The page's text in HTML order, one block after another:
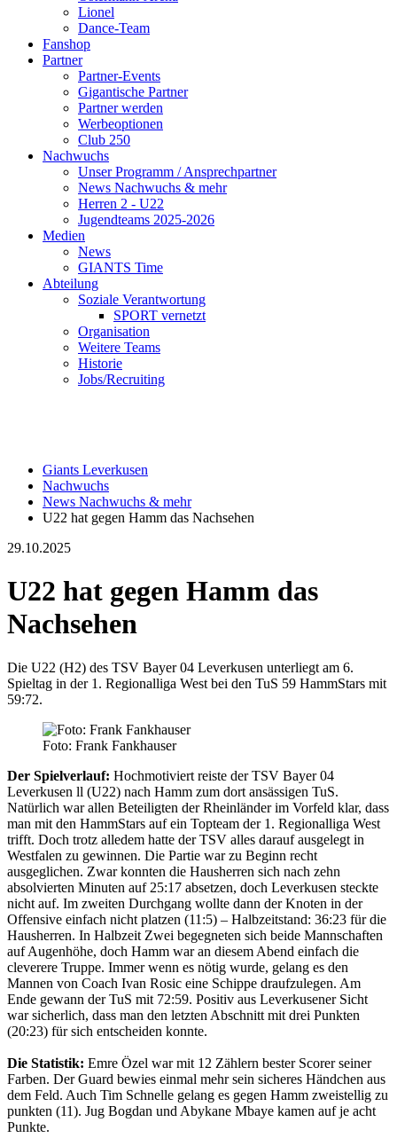
Lionel
Dance-Team
Fanshop
Partner
Partner-Events
Gigantische Partner
Partner werden
Werbeoptionen
Club 250
Nachwuchs
Unser Programm / Ansprechpartner
News Nachwuchs & mehr
Herren 2 - U22
Jugendteams 2025-2026
Medien
News
GIANTS Time
Abteilung
Soziale Verantwortung
SPORT vernetzt
Organisation
Weitere Teams
Historie
Jobs/Recruiting
Giants Leverkusen
Nachwuchs
News Nachwuchs & mehr
U22 hat gegen Hamm das Nachsehen
29.10.2025
U22 hat gegen Hamm das
Nachsehen
Die U22 (H2) des TSV Bayer 04 Leverkusen unterliegt am 6.
Spieltag in der 1. Regionalliga West bei den TuS 59 HammStars mit
59:72.
Foto: Frank Fankhauser
Der Spielverlauf: Hochmotiviert reiste der TSV Bayer 04
Leverkusen ll (U22) nach Hamm zum dort ansässigen TuS.
Natürlich war allen Beteiligten der Rheinländer im Vorfeld klar, dass
man mit den HammStars auf ein Topteam der 1. Regionalliga West
trifft. Doch trotz alledem hatte der TSV alles darauf ausgelegt in
Westfalen zu gewinnen. Die Partie war zu Beginn recht
ausgeglichen. Zwar konnten die Hausherren sich nach zehn
absolvierten Minuten auf 25:17 absetzen, doch Leverkusen steckte
nicht auf. Im zweiten Durchgang wollte dann der Knoten in der
Offensive einfach nicht platzen (11:5) – Halbzeitstand: 36:23 für die
Hausherren. In Halbzeit Zwei begegneten sich beide Mannschaften
auf Augenhöhe, doch Hamm war an diesem Abend einfach die
cleverere Truppe. Immer wenn es nötig wurde, gelang es den
Mannen von Coach Ivan Rosic eine Schippe draufzulegen. Am
Ende gewann der TuS mit 72:59. Positiv aus Leverkusener Sicht
war sicherlich, dass man den letzten Abschnitt mit drei Punkten
(20:23) für sich entscheiden konnte.
Die Statistik: Emre Özel war mit 12 Zählern bester Scorer seiner
Farben. Der Guard bewies einmal mehr sein sicheres Händchen aus
dem Feld. Auch Tim Schnelle gelang es gegen Hamm zweistellig zu
punkten (11). Jug Bogdan und Abykane Mbaye kamen auf je acht
Punkte.